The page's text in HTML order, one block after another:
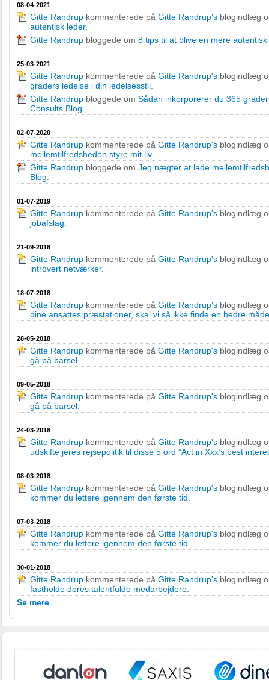
08-04-2021
Gitte Randrup kommenterede på Gitte Randrup's blogindlæg
autentisk leder.
Gitte Randrup bloggede om 8 tips til at blive en mere
25-03-2021
Gitte Randrup kommenterede på Gitte Randrup's blogindlæg
graders ledelse i din ledelsesstil
Gitte Randrup bloggede om Sådan inkorporerer du 365
Consults Blog
02-07-2020
Gitte Randrup kommenterede på Gitte Randrup's blogindlæg
mellemtilfredsheden styre mit liv.
Gitte Randrup bloggede om Jeg nægter at lade
Blog
01-07-2019
Gitte Randrup kommenterede på Gitte Randrup's blogindlæg
jobafslag
21-09-2018
Gitte Randrup kommenterede på Gitte Randrup's blogindlæg
introvert netværker.
18-07-2018
Gitte Randrup kommenterede på Gitte Randrup's blogindlæg
dine ansattes præstationer, skal vi så ikke finde en bedre
28-05-2018
Gitte Randrup kommenterede på Gitte Randrup's blogindlæg
gå på barsel
09-05-2018
Gitte Randrup kommenterede på Gitte Randrup's blogindlæg
gå på barsel
24-03-2018
Gitte Randrup kommenterede på Gitte Randrup's blogindlæg
udskifte jeres rejsepolitik til disse 5 ord ”Act in Xxx’s best
08-03-2018
Gitte Randrup kommenterede på Gitte Randrup's blogindlæg
kommer du lettere igennem den første tid
07-03-2018
Gitte Randrup kommenterede på Gitte Randrup's blogindlæg
kommer du lettere igennem den første tid
30-01-2018
Gitte Randrup kommenterede på Gitte Randrup's blogindlæg
fastholde deres talentfulde medarbejdere
Se mere